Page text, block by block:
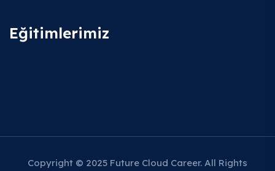
Eğitimlerimiz
Copyright © 2025 Future Cloud Career. All Rights